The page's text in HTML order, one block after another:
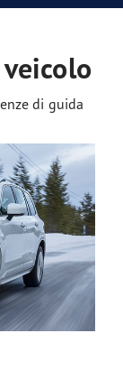
di guida